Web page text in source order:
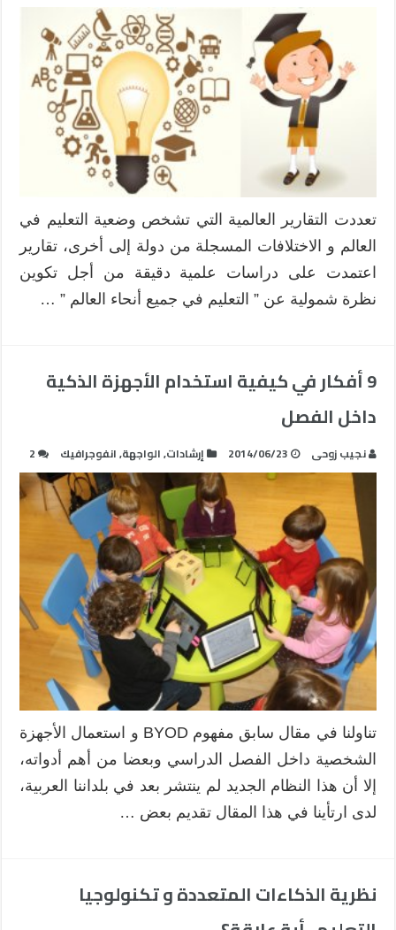
تعددت التقارير العالمية التي تشخص وضعية التعليم في
العالم و الاختلافات المسجلة من دولة إلى أخرى، تقارير
اعتمدت على دراسات علمية دقيقة من أجل تكوين
نظرة شمولية عن ” التعليم في جميع أنحاء العالم ” …
9 أفكار في كيفية استخدام الأجهزة الذكية
داخل الفصل
نجيب زوحى 2014/06/23 إرشادات,الواجهة,انفوجرافيك 2
تناولنا في مقال سابق مفهوم BYOD و استعمال الأجهزة
الشخصية داخل الفصل الدراسي وبعضا من أهم أدواته،
إلا أن هذا النظام الجديد لم ينتشر بعد في بلداننا العربية،
لدى ارتأينا في هذا المقال تقديم بعض …
نظرية الذكاءات المتعددة و تكنولوجيا